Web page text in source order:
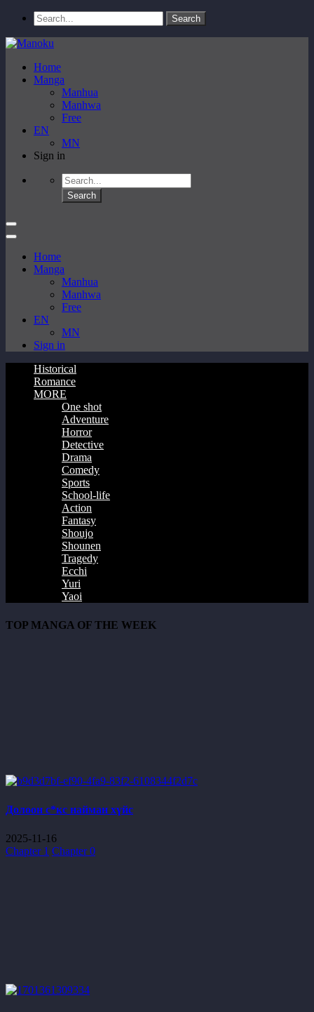
Home
Manga
Manhua
Manhwa
Free
EN
MN
Sign in
Home
Manga
Manhua
Manhwa
Free
EN
MN
Sign in
Historical
Romance
MORE
One shot
Adventure
Horror
Detective
Drama
Comedy
Sports
School-life
Action
Fantasy
Shoujo
Shounen
Tragedy
Ecchi
Yuri
Yaoi
TOP MANGA OF THE WEEK
Долоон с*кс найман хүйс
2025-11-16
Chapter 1 Chapter 0